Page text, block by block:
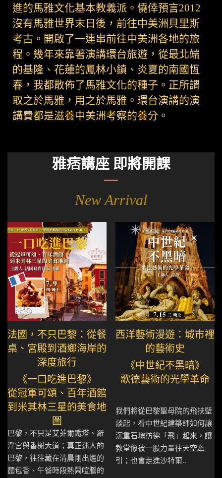
進的馬雅文化基本教義派。僥倖預言2012
沒有馬雅世界末日後，前往中美洲貝里斯
考古。開啟了一連串前往中美洲各地的旅
程。幾年來靠著演講環台旅遊，從最北端
的基隆、花蓮的鳳林小鎮、炎夏的南國恆
春，我都散佈了馬雅文化的種子。正所謂
取之於馬雅，用之於馬雅。環台演講的演
講費都是滋養中美洲考察的養分。
雅痞講座 即將開課
New Arrival
法國，不只巴黎：從餐
桌、宮殿到酒鄉海岸的
深度旅行
《一口吃進巴黎》
從冠軍可頌、百年酒館
到米其林三星的美食地
圖
巴黎，不只是艾菲爾鐵塔、羅
浮宮與香榭大道；真正迷人的
巴黎，往往藏在清晨剛出爐的
麵包香、午餐時段熱鬧喧騰的
西洋藝術漫遊：城市裡
的藝術史
《中世紀不黑暗》
歌德藝術的光學革命
我們將從巴黎聖母院的飛扶壁
談起，看中世紀建築師如何讓
沉重石塊彷彿「飛」起來，讓
教堂像被一股力量往天空牽
引；也會走進沙特爾..